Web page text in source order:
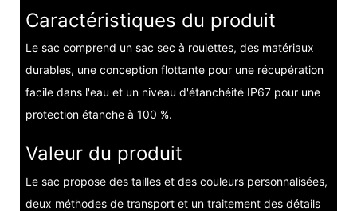
Caractéristiques du produit
Le sac comprend un sac sec à roulettes, des matériaux
durables, une conception flottante pour une récupération
facile dans l'eau et un niveau d'étanchéité IP67 pour une
protection étanche à 100 %.
Valeur du produit
Le sac propose des tailles et des couleurs personnalisées,
deux méthodes de transport et un traitement des détails